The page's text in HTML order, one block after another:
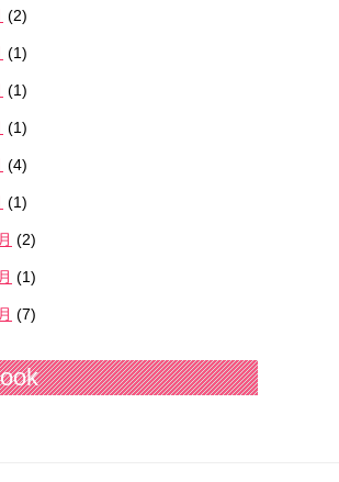
(2)
(1)
(1)
(1)
(4)
(1)
(2)
(1)
(7)